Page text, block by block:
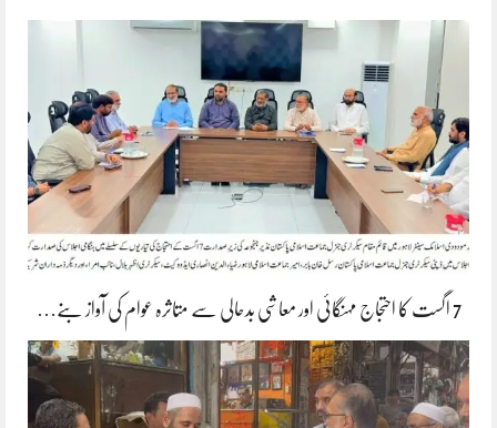
7 اگست کا احتجاج مہنگائی اور معاشی بدحالی سے متاثرہ عوام کی آواز بنے…